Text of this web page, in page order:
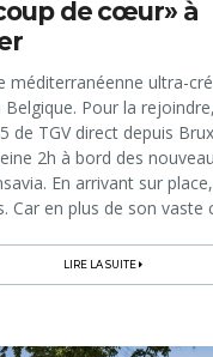
de cœur» à
méditerranéenne ultra-
Belgique. Pour la
de TGV direct depuis
2h à bord des
En arrivant sur
Car en plus de son vaste
LIRE LA SUITE